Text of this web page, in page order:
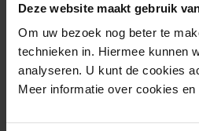
Deze website maakt gebruik
Om uw bezoek nog beter te
technieken in. Hiermee kunnen
analyseren. U kunt de cookies
Meer informatie over cookies
Printen
duurzaam webadres